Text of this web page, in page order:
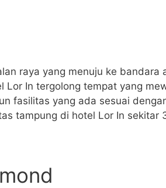
raya yang menuju ke bandara
Lor In tergolong tempat yang
fasilitas yang ada sesuai
tampung di hotel Lor In sekitar